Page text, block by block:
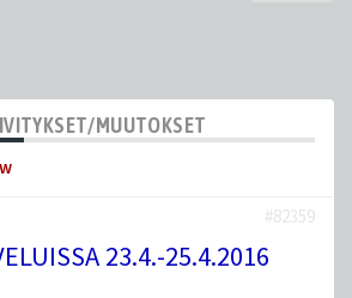
MUUTOKSET
#82359
23.4.-25.4.2016